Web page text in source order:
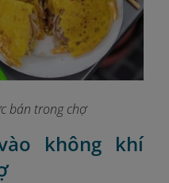
bán trong chợ
không khí